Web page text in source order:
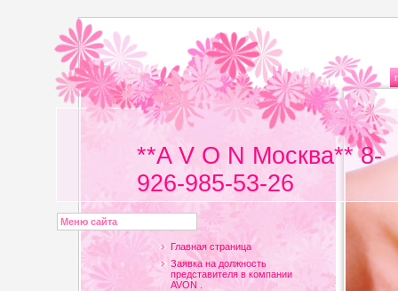
**A V O N Москва** 8-
926-985-53-26
Меню сайта
Главная страница
Заявка на должность
представителя в компании
AVON .